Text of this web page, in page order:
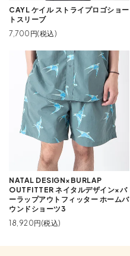
CAYL ケイル ストライプロゴショー
トスリーブ
7,700円(税込)
NATAL DESIGN×BURLAP
OUTFITTER ネイタルデザイン×バ
ーラップアウトフィッター ホームバ
ウンドショーツ3
18,920円(税込)